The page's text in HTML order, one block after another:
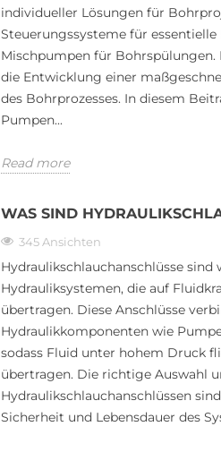
individueller Lösungen für
Steuerungssysteme für
Mischpumpen für
die Entwicklung einer
des Bohrprozesses. In diesem
Pumpen...
Read more
WAS SIND
345 Ansichten
Hydraulikschlauchanschlüsse
Hydrauliksystemen, die auf
übertragen. Diese Anschlüsse
Hydraulikkomponenten wie
sodass Fluid unter hohem Druck
übertragen. Die richtige Auswahl
Hydraulikschlauchanschlüssen
Sicherheit und Lebensdauer des